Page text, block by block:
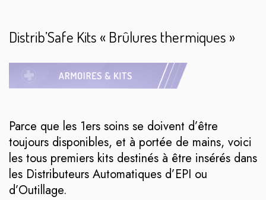
Distrib’Safe Kits « Brûlures thermiques »
Parce que les 1ers soins se doivent d’être
toujours disponibles, et à portée de mains, voici
les tous premiers kits destinés à être insérés dans
les Distributeurs Automatiques d’EPI ou
d’Outillage.